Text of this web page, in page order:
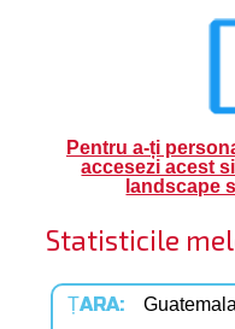
limba
Pentru a-ți
accesezi acest
landscape
Statisticile
ȚARA: Guatemala